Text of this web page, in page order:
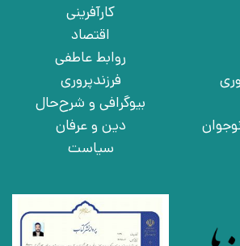
کارآفرینی
اقتصاد
روابط عاطفی
فرزندپروری
بیوگرافی و شرح‌حال
دین و عرفان
سیاست